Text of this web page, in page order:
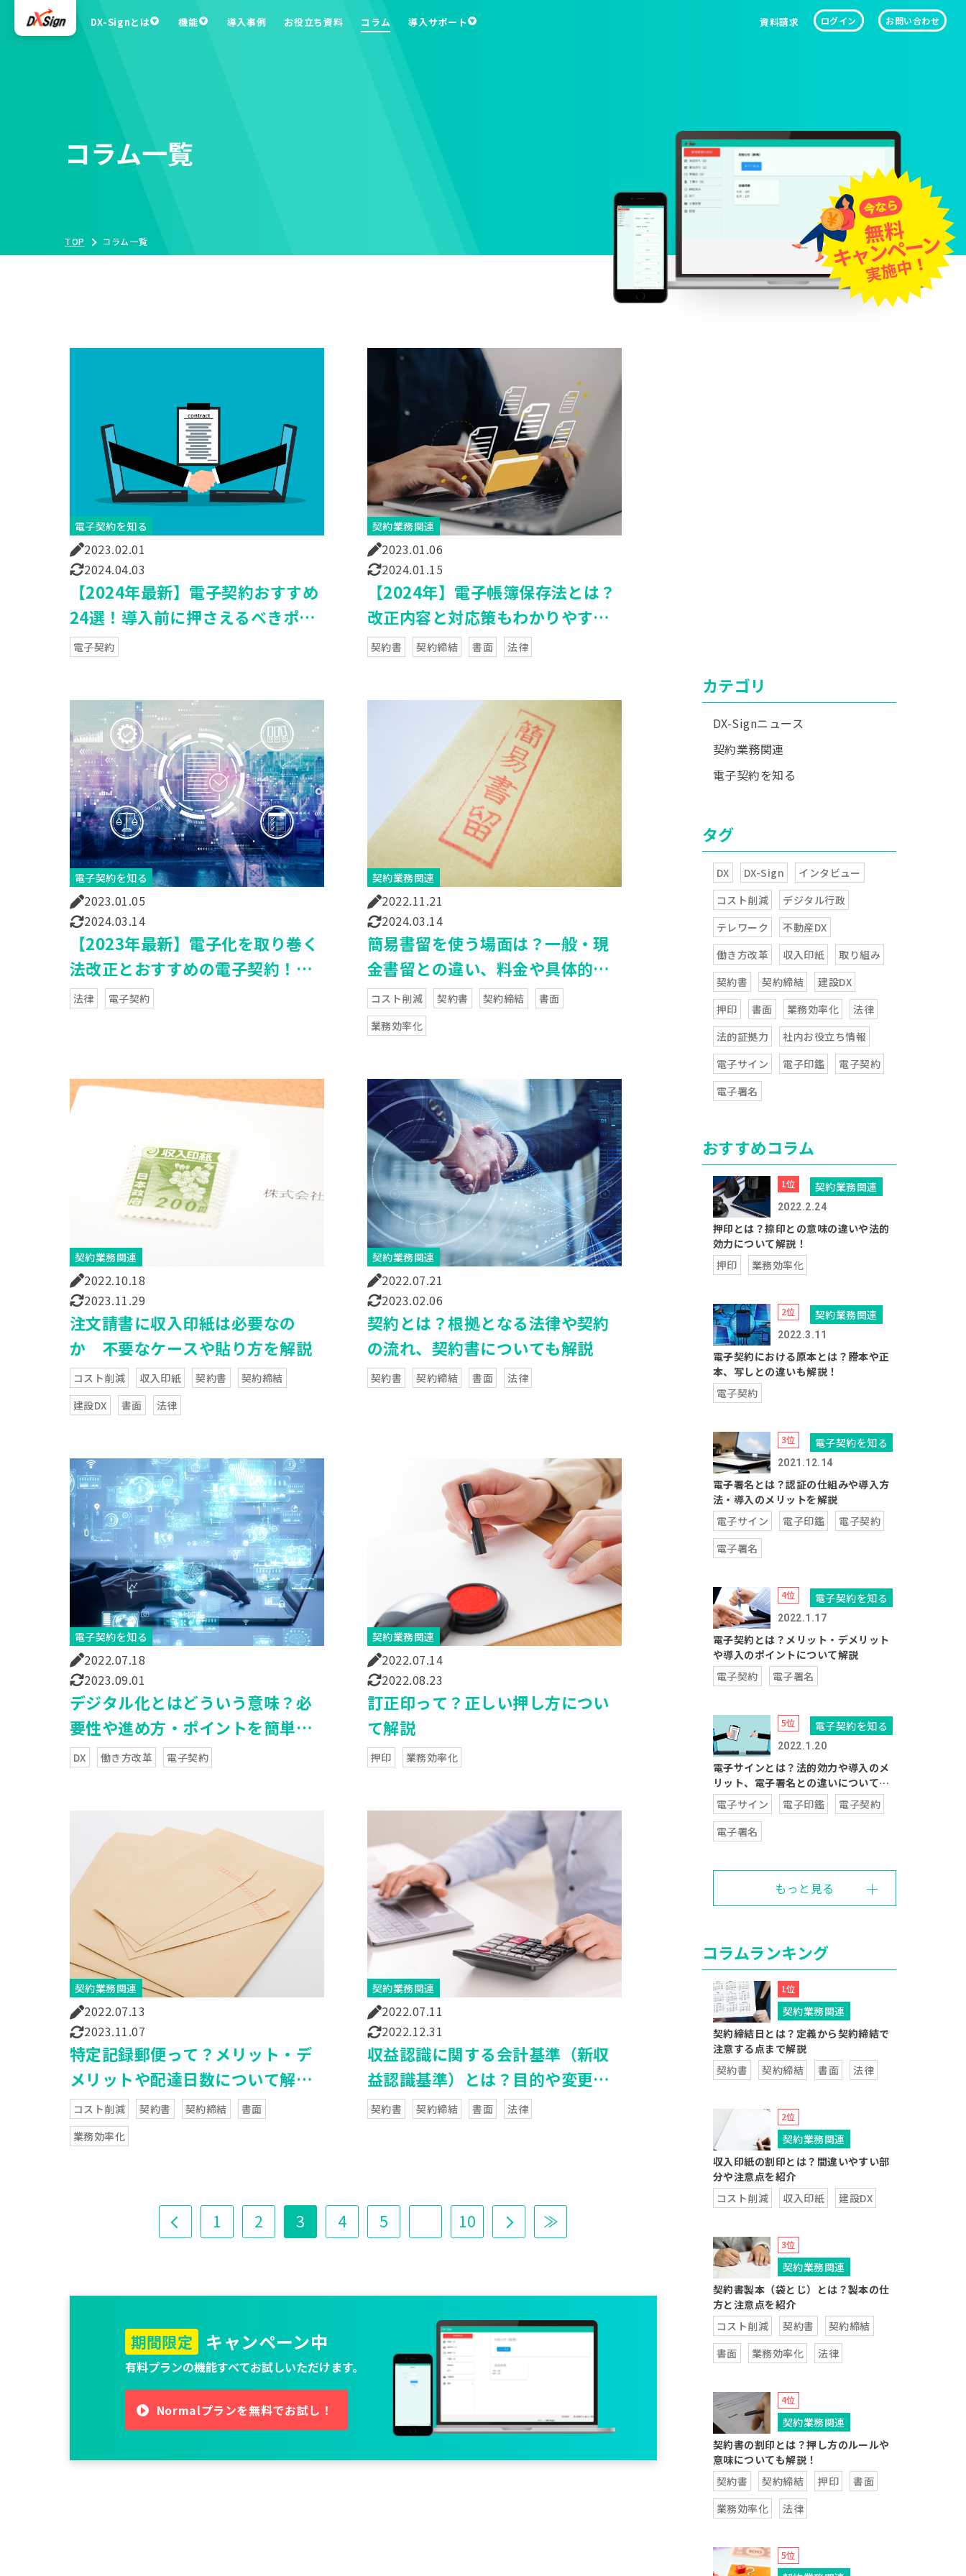
DX-Signとは 機能 導入事例 お役立ち資料 コラム 導入サポート 資料請求 ログイン お問い合わせ
コラム一覧
TOP コラム一覧
電子契約を知る
2023.02.01
2024.04.03
【2024年最新】電子契約おすすめ
24選！導入前に押さえるべきポイ
ントや選び方もご紹介
電子契約
契約業務関連
2023.01.06
2024.01.15
【2024年】電子帳簿保存法とは？
改正内容と対応策もわかりやすく
解説！
契約書 契約締結 書面 法律
電子契約を知る
2023.01.05
2024.03.14
【2023年最新】電子化を取り巻く
法改正とおすすめの電子契約！選
び方を機能面からわかりやすく解
法律 電子契約
契約業務関連
2022.11.21
2024.03.14
簡易書留を使う場面は？一般・現
金書留との違い、料金や具体的な
買い方と郵送方法もご紹介
コスト削減 契約書 契約締結
書面
業務効率化
契約業務関連
2022.10.18
2023.11.29
注文請書に収入印紙は必要なの
か 不要なケースや貼り方を解説
コスト削減 収入印紙 契約書
契約締結
建設DX
書面 法律
契約業務関連
2022.07.21
2023.02.06
契約とは？根拠となる法律や契約
の流れ、契約書についても解説
契約書 契約締結 書面 法律
電子契約を知る
2022.07.18
2023.09.01
デジタル化とはどういう意味？必
要性や進め方・ポイントを簡単に
解説
DX 働き方改革 電子契約
契約業務関連
2022.07.14
2022.08.23
訂正印って？正しい押し方につい
て解説
押印 業務効率化
契約業務関連
2022.07.13
2023.11.07
特定記録郵便って？メリット・デ
メリットや配達日数について解
説！
コスト削減 契約書 契約締結
書面
業務効率化
契約業務関連
2022.07.11
2022.12.31
収益認識に関する会計基準（新収
益認識基準）とは？目的や変更点
をわかりやすく解説！
契約書 契約締結 書面 法律
1 2 3 4 5 10 ≫
期間限定 キャンペーン中
有料プランの機能すべてお試しいただけます。
Normalプランを無料でお試し！
カテゴリ
DX-Signニュース
契約業務関連
電子契約を知る
タグ
DX DX-Sign
インタビュー
コスト削減
デジタル行政
テレワーク
不動産DX
働き方改革
収入印紙
取り組み
契約書
契約締結
建設DX
押印
書面 業務効率化
法律
法的証拠力
社内お役立ち情報
電子サイン
電子印鑑
電子契約
電子署名
おすすめコラム
契約業務関連
2022.2.24
押印とは？捺印との意味の違いや法的
効力について解説！
押印
業務効率化
契約業務関連
2022.3.11
電子契約における原本とは？謄本や正
本、写しとの違いも解説！
電子契約
電子契約を知る
2021.12.14
電子署名とは？認証の仕組みや導入方
法・導入のメリットを解説
電子サイン
電子印鑑
電子契約
電子署名
電子契約を知る
2022.1.17
電子契約とは？メリット・デメリット
や導入のポイントについて解説
電子契約
電子署名
電子契約を知る
2022.1.20
電子サインとは？法的効力や導入のメ
リット、電子署名との違いについて解
説電子サイン 電子印鑑
電子契約
電子署名
もっと見る
コラムランキング
契約業務関連
契約締結日とは？定義から契約締結で
注意する点まで解説
契約書
契約締結 書面 法律
契約業務関連
収入印紙の割印とは？間違いやすい部
分や注意点を紹介
コスト削減
収入印紙 建設DX
契約業務関連
契約書製本（袋とじ）とは？製本の仕
方と注意点を紹介
コスト削減
契約書
契約締結
書面
業務効率化 法律
契約業務関連
契約書の割印とは？押し方のルールや
意味についても解説！
契約書
契約締結 押印
書面
業務効率化
法律